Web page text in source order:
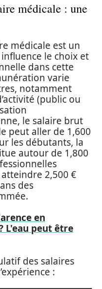
médicale : une
médicale est un
le choix et
dans cette
varie
notamment
(public ou
le salaire brut
peut aller de 1,600
les débutants, la
autour de 1,800
2,500 €
des
en
L'eau peut être
des salaires
: